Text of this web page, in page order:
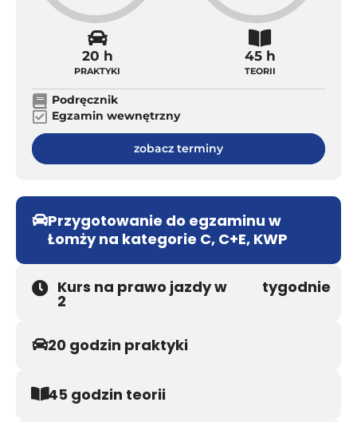
20 h
PRAKTYKI
45 h
TEORII
Podręcznik
Egzamin wewnętrzny
zobacz terminy
Przygotowanie do egzaminu w
Łomży na kategorie C, C+E, KWP
Kurs na prawo jazdy w
2
tygodnie
20 godzin praktyki
45 godzin teorii